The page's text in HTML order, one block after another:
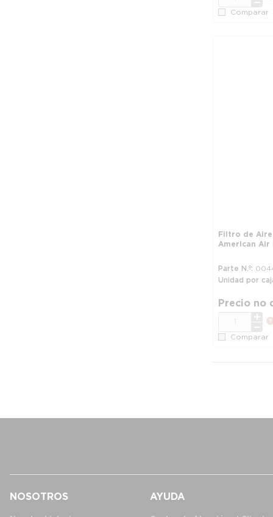
Comparar
Filtro de Aire
American Air
Parte N.º
Unidad por
Precio no
Comparar
NOSOTROS AYUDA